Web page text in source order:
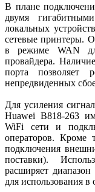
В плане
двумя
локальных
сетевые принтеры.
в режиме WAN
провайдера.
порта позволяет
непредвиденных
Для усиления
Huawei B818-263
WiFi сети и
операторов. Кроме
подключения
поставки).
расширяет
для использования